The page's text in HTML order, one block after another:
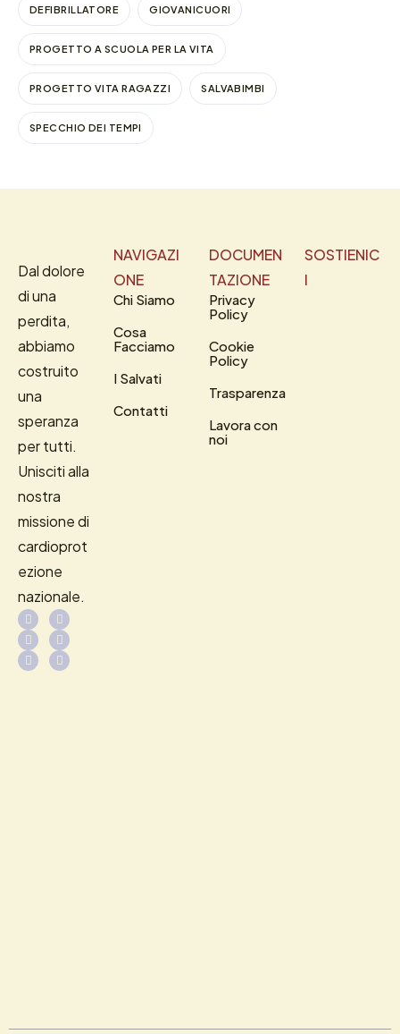
DEFIBRILLATORE GIOVANICUORI
PROGETTO A SCUOLA PER LA VITA
PROGETTO VITA RAGAZZI SALVABIMBI
SPECCHIO DEI TEMPI
Dal dolore
di una
perdita,
abbiamo
costruito
una
speranza
per tutti.
Unisciti alla
nostra
missione di
cardioprot
ezione
nazionale.
NAVIGAZI
ONE
Chi Siamo
Cosa
Facciamo
I Salvati
Contatti
DOCUMEN
TAZIONE
Privacy
Policy
Cookie
Policy
Trasparenza
Lavora con
noi
SOSTIENIC
I